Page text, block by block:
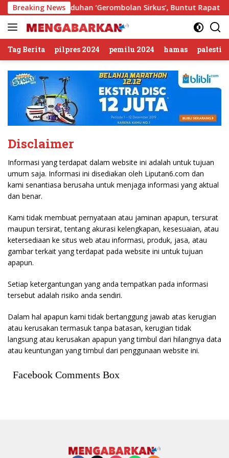
Langsung
ke
konten
Breaking News
KWP Soal Tuduhan ‘Gerombolan Sirkus’, Buntut Rapat
Tag Berita pilpres 2024 pemilu 2024 hamas
Disclaimer
Informasi yang terdapat dalam website ini adalah untuk tujuan
umum saja. Informasi ini disediakan oleh Liputan6.com dan
kami senantiasa berusaha untuk menjaga informasi yang aktual
dan benar.
Kami tidak membuat pernyataan atau jaminan apapun, tersurat
maupun tersirat, tentang akurasi kelengkapan, kesesuaian, atau
ketersediaan ke situs web atau informasi, produk, jasa, atau
gambar terkait yang terdapat pada website ini untuk tujuan
apapun.
Setiap ketergantungan yang anda tempatkan pada informasi
tersebut adalah risiko anda sendiri.
Dalam hal apapun kami tidak bertanggung jawab atas kerugian
atau kerusakan termasuk tanpa batasan, kerugian tidak
langsung atau kerusakan apapun yang timbul dari hilangnya data
atau keuntungan yang timbul dari penggunaan website ini.
Facebook Comments Box